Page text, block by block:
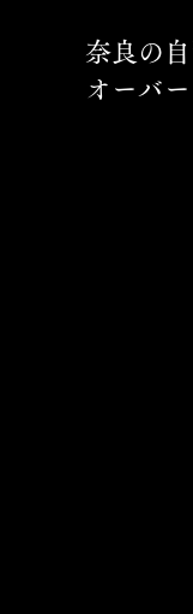
奈良の
オーバー